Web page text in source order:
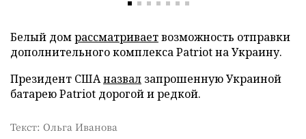
Белый домрассматриваетвозможность отправки
дополнительного комплекса Patriot на Украину.
Президент СШАназвал запрошенную Украиной
батарею Patriot дорогой и редкой.
Текст: Ольга Иванова